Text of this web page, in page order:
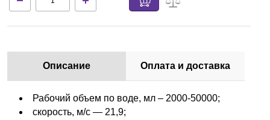
Доставка и оплата
Описание Оплата и доставка
Рабочий объем по воде, мл – 2000-50000;
скорость, м/с — 21,9;